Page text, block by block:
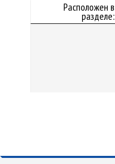
Расположен в
разделе: